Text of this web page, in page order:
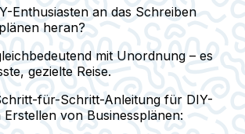
Enthusiasten an das Schreiben
heran?
mit Unordnung – es
gezielte Reise.
für-Schritt-Anleitung für DIY-
Erstellen von Businessplänen: